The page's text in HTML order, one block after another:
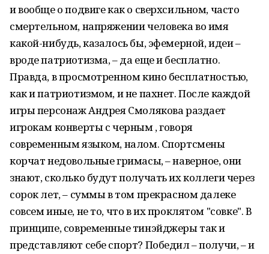
и вообще о подвиге как о сверхсильном, часто
смертельном, напряжении человека во имя
какой-нибудь, казалось бы, эфемерной, идеи –
вроде патриотизма, – да еще и бесплатно.
Правда, в просмотренном кино бесплатностью,
как и патриотизмом, и не пахнет. После каждой
игры персонаж Андрея Смолякова раздает
игрокам конверты с черным , говоря
современным языком, налом. Спортсмены
корчат недовольные гримасы, – наверное, они
знают, сколько будут получать их коллеги через
сорок лет, – суммы в том прекрасном далеке
совсем иные, не то, что в их проклятом "совке". В
принципе, современные тинэйджеры так и
представляют себе спорт? Победил – получи, – и